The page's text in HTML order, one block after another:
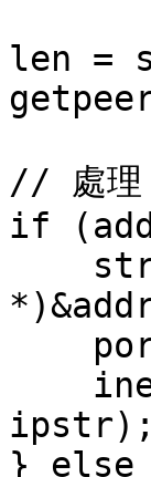
len =
// 處理
if
ipstr);
} else